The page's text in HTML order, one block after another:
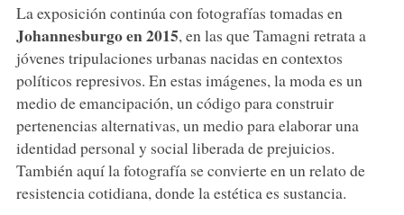
La exposición continúa con fotografías tomadas en
Johannesburgo en 2015, en las que Tamagni retrata a
jóvenes tripulaciones urbanas nacidas en contextos
políticos represivos. En estas imágenes, la moda es un
medio de emancipación, un código para construir
pertenencias alternativas, un medio para elaborar una
identidad personal y social liberada de prejuicios.
También aquí la fotografía se convierte en un relato de
resistencia cotidiana, donde la estética es sustancia.